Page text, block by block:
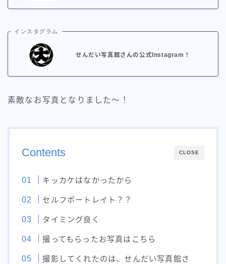
インスタグラム
せんだい写真館さんの公式Instagram！
素敵なお写真となりました〜！
CLOSE
Contents
キッカケはなかったから
セルフポートレイト？？
タイミング良く
撮ってもらったお写真はこちら
撮影してくれたのは、せんだい写真館さ